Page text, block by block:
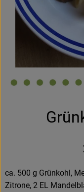
So geht’s
ca. 500 g Grünkohl,
Zitrone, 2 EL